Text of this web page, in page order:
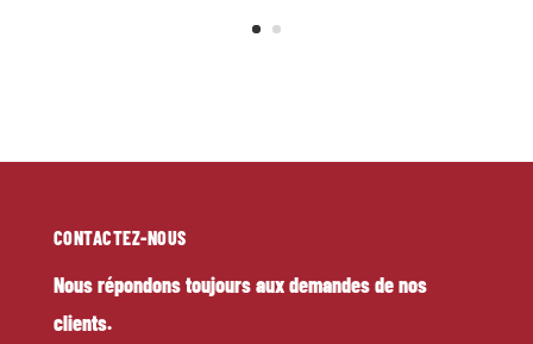
CONTACTEZ-NOUS
Nous répondons toujours aux demandes de nos
clients.